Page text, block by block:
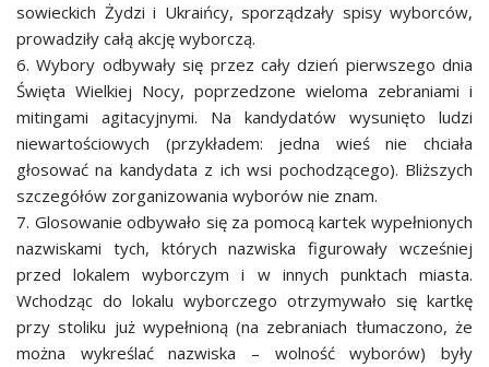
sowieckich Żydzi i Ukraińcy, sporządzały spisy wyborców,
prowadziły całą akcję wyborczą.
6. Wybory odbywały się przez cały dzień pierwszego dnia
Święta Wielkiej Nocy, poprzedzone wieloma zebraniami i
mitingami agitacyjnymi. Na kandydatów wysunięto ludzi
niewartościowych (przykładem: jedna wieś nie chciała
głosować na kandydata z ich wsi pochodzącego). Bliższych
szczegółów zorganizowania wyborów nie znam.
7. Glosowanie odbywało się za pomocą kartek wypełnionych
nazwiskami tych, których nazwiska figurowały wcześniej
przed lokalem wyborczym i w innych punktach miasta.
Wchodząc do lokalu wyborczego otrzymywało się kartkę
przy stoliku już wypełnioną (na zebraniach tłumaczono, że
można wykreślać nazwiska – wolność wyborów) były